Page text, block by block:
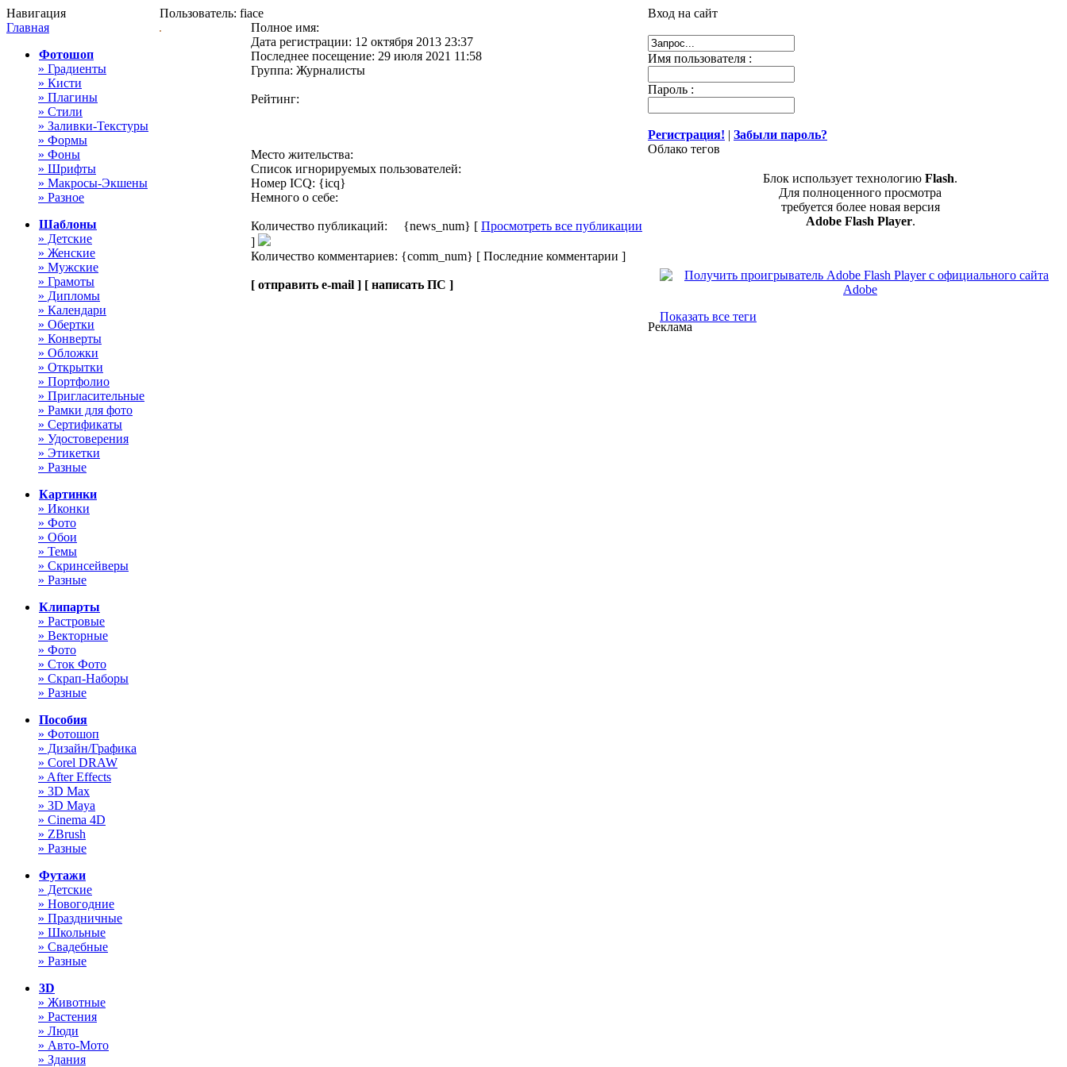
Навигация
Главная
Фотошоп
» Градиенты
» Кисти
» Плагины
» Стили
» Заливки-Текстуры
» Формы
» Фоны
» Шрифты
» Макросы-Экшены
» Разное
Шаблоны
» Детские
» Женские
» Мужские
» Грамоты
» Дипломы
» Календари
» Обертки
» Конверты
» Обложки
» Открытки
» Портфолио
» Пригласительные
» Рамки для фото
» Сертификаты
» Удостоверения
» Этикетки
» Разные
Картинки
» Иконки
» Фото
» Обои
» Темы
» Скринсейверы
» Разные
Клипарты
» Растровые
» Векторные
» Фото
» Сток Фото
» Скрап-Наборы
» Разные
Пособия
» Фотошоп
» Дизайн/Графика
» Corel DRAW
» After Effects
» 3D Max
» 3D Maya
» Cinema 4D
» ZBrush
» Разные
Футажи
» Детские
» Новогодние
» Праздничные
» Школьные
» Свадебные
» Разные
3D
» Животные
» Растения
» Люди
» Авто-Мото
» Здания
Пользователь: fiace
Полное имя:
Дата регистрации: 12 октября 2013 23:37
Последнее посещение: 29 июля 2021 11:58
Группа: Журналисты
Рейтинг:
Место жительства:
Список игнорируемых пользователей:
Номер ICQ: {icq}
Немного о себе:
Количество публикаций: {news_num} [ Просмотреть все публикации
]
Количество комментариев: {comm_num} [ Последние комментарии ]
[ отправить e-mail ] [ написать ПС ]
Вход на сайт
Имя пользователя :
Пароль :
Регистрация! | Забыли пароль?
Облако тегов
Блок использует технологию Flash.
Для полноценного просмотра
требуется более новая версия
Adobe Flash Player.
Показать все теги
Реклама